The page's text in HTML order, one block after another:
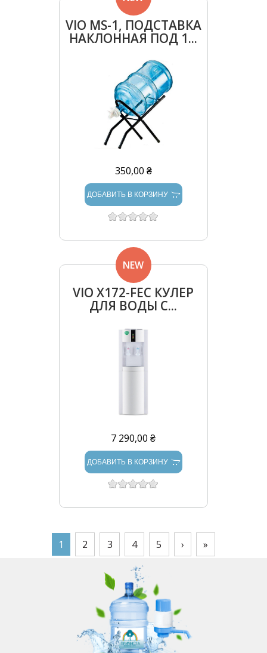
VIO MS-1, ПОДСТАВКА
НАКЛОННАЯ ПОД 1...
350,00 ₴
ДОБАВИТЬ В КОРЗИНУ
VIO Х172-FEC КУЛЕР
ДЛЯ ВОДЫ С...
NEW
7 290,00 ₴
ДОБАВИТЬ В КОРЗИНУ
СТРАНИЦЫ
1 2 3 4 5 › »